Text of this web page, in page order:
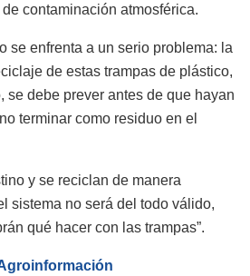
contaminación atmosférica.
se enfrenta a un serio problema: la
de estas trampas de plástico,
se debe prever antes de que hayan
terminar como residuo en el
y se reciclan de manera
sistema no será del todo válido,
qué hacer con las trampas”.